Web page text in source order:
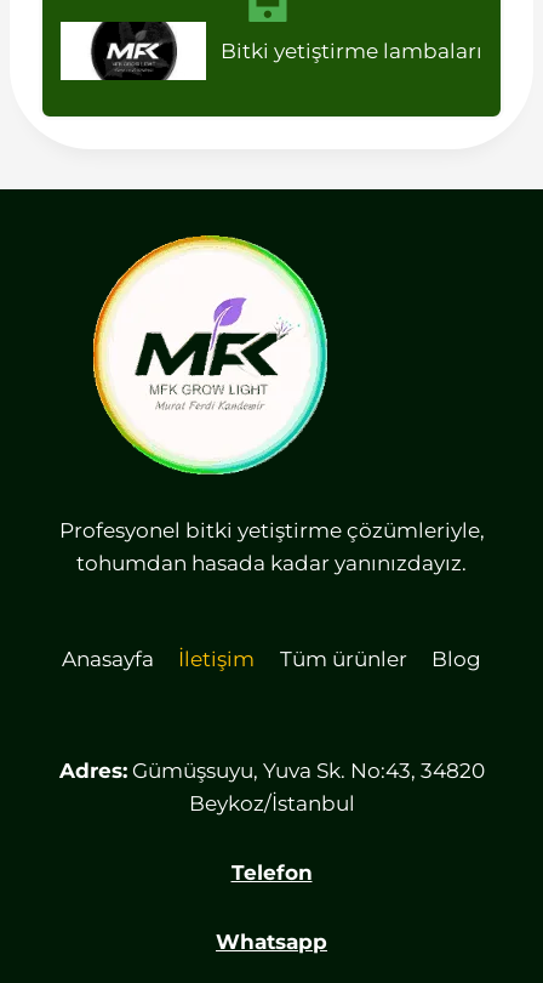
Bitki yetiştirme lambaları
Profesyonel bitki yetiştirme çözümleriyle,
tohumdan hasada kadar yanınızdayız.
Anasayfa İletişim Tüm ürünler Blog
Adres:Gümüşsuyu, Yuva Sk. No:43, 34820
Beykoz/İstanbul
Telefon
Whatsapp